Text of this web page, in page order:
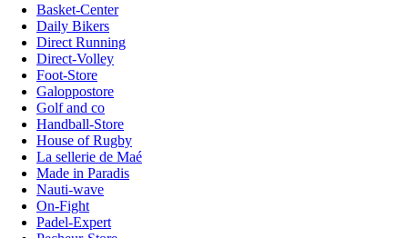
Basket-Center
Daily Bikers
Direct Running
Direct-Volley
Foot-Store
Galoppostore
Golf and co
Handball-Store
House of Rugby
La sellerie de Maé
Made in Paradis
Nauti-wave
On-Fight
Padel-Expert